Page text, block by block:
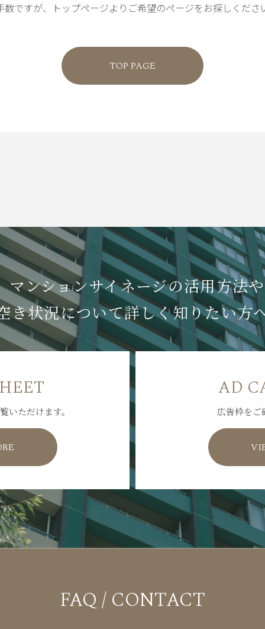
数ですが、トップページよりご希望のページをお探しくださ
TOP PAGE
マンションサイネージの活用方法や
き状況について詳しく知りたい方
いただけます。
AD
広告枠をご
FAQ / CONTACT